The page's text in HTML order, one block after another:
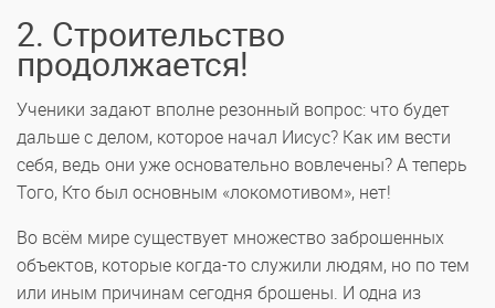
2. Строительство
продолжается!
Ученики задают вполне резонный вопрос: что будет
дальше с делом, которое начал Иисус? Как им вести
себя, ведь они уже основательно вовлечены? А теперь
Того, Кто был основным «локомотивом», нет!
Во всём мире существует множество заброшенных
объектов, которые когда-то служили людям, но по тем
или иным причинам сегодня брошены. И одна из